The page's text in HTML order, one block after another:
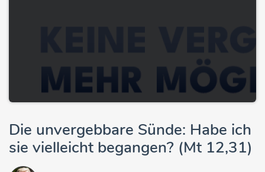
Die unvergebbare Sünde: Habe ich
sie vielleicht begangen? (Mt 12,31)